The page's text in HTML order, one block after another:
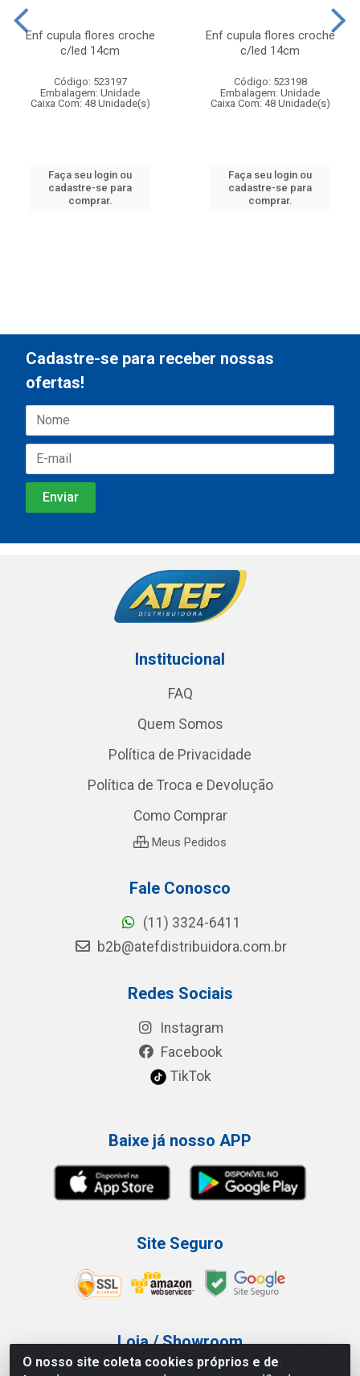
Enf cupula flores croche
c/led 14cm
Código: 523197
Embalagem: Unidade
Caixa Com: 48 Unidade(s)
Faça seu login ou
cadastre-se para
comprar.
Enf cupula flores croche
c/led 14cm
Código: 523198
Embalagem: Unidade
Caixa Com: 48 Unidade(s)
Faça seu login ou
cadastre-se para
comprar.
O nosso site coleta cookies próprios e de
Cadastre-se para receber nossas
ofertas!
Institucional
FAQ
Quem Somos
Política de Privacidade
Política de Troca e Devolução
Como Comprar
Meus Pedidos
Fale Conosco
(11) 3324-6411
b2b@atefdistribuidora.com.br
Redes Sociais
Instagram
Facebook
TikTok
Baixe já nosso APP
Site Seguro
Loja / Showroom
Tel.: (11) 3227-0546